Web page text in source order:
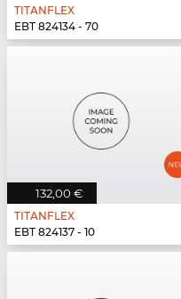
TITANFLEX
EBT 824134 - 70
132,00 €
TITANFLEX
EBT 824137 - 10